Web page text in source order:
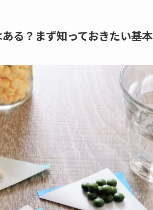
る？まず知っておきたい基本